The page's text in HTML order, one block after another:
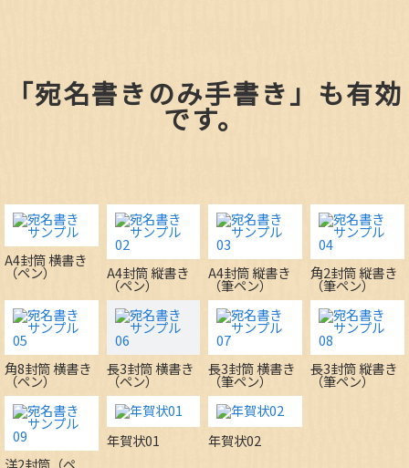
「宛名書きのみ手書き」も有効
です。
A4封筒 横書き
（ペン） A4封筒 縦書き
（ペン）
A4封筒 縦書き
（筆ペン）
角2封筒 縦書き
（筆ペン）
角8封筒 横書き
（ペン）
長3封筒 横書き
（ペン）
長3封筒 横書き
（筆ペン）
長3封筒 縦書き
（筆ペン）
洋2封筒（ペ
年賀状01 年賀状02